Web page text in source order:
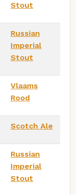
Stout
Russian
Imperial
Stout
Vlaams
Rood
Scotch Ale
Russian
Imperial
Stout